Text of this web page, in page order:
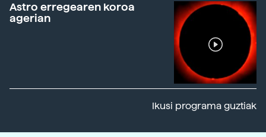
Astro erregearen koroa
agerian
Ikusi programa guztiak